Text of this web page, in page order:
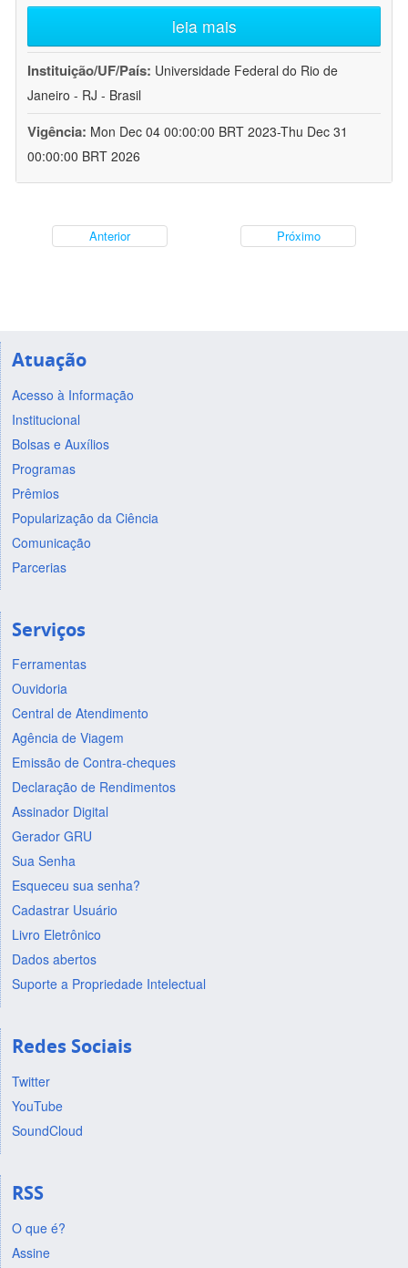
leia mais
Instituição/UF/País: Universidade Federal do Rio de
Janeiro - RJ - Brasil
Vigência: Mon Dec 04 00:00:00 BRT 2023-Thu Dec 31
00:00:00 BRT 2026
Anterior Próximo
Atuação
Acesso à Informação
Institucional
Bolsas e Auxílios
Programas
Prêmios
Popularização da Ciência
Comunicação
Parcerias
Serviços
Ferramentas
Ouvidoria
Central de Atendimento
Agência de Viagem
Emissão de Contra-cheques
Declaração de Rendimentos
Assinador Digital
Gerador GRU
Sua Senha
Esqueceu sua senha?
Cadastrar Usuário
Livro Eletrônico
Dados abertos
Suporte a Propriedade Intelectual
Redes Sociais
Twitter
YouTube
SoundCloud
RSS
O que é?
Assine